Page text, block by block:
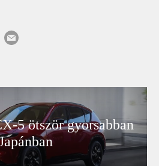
5 ötször gyorsabban